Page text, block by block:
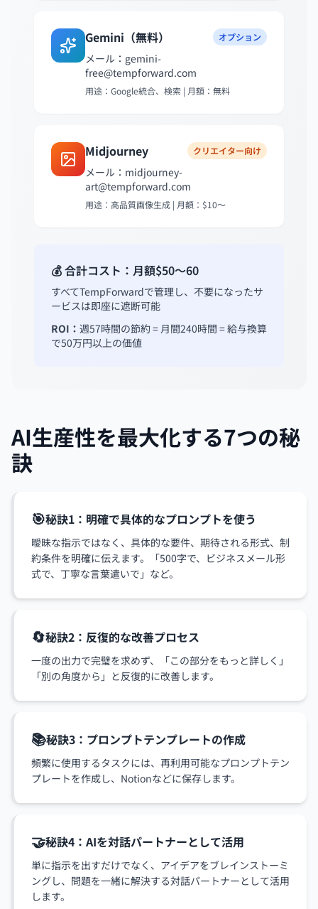
Gemini（無料） オプション
メール： gemini-
free@tempforward.com
用途：Google統合、検索 | 月額：無料
Midjourney クリエイター向け
メール： midjourney-
art@tempforward.com
用途：高品質画像生成 | 月額：$10〜
💰 合計コスト：月額$50〜60
すべてTempForwardで管理し、不要になったサ
ービスは即座に遮断可能
ROI： 週57時間の節約 = 月間240時間 = 給与換算
で50万円以上の価値
AI生産性を最大化する7つの秘
訣
🎯秘訣1：明確で具体的なプロンプトを使う
曖昧な指示ではなく、具体的な要件、期待される形式、制
約条件を明確に伝えます。「500字で、ビジネスメール形
式で、丁寧な言葉遣いで」など。
🔄秘訣2：反復的な改善プロセス
一度の出力で完璧を求めず、「この部分をもっと詳しく」
「別の角度から」と反復的に改善します。
📚秘訣3：プロンプトテンプレートの作成
頻繁に使用するタスクには、再利用可能なプロンプトテン
プレートを作成し、Notionなどに保存します。
🤝秘訣4：AIを対話パートナーとして活用
単に指示を出すだけでなく、アイデアをブレインストーミ
ングし、問題を一緒に解決する対話パートナーとして活用
します。